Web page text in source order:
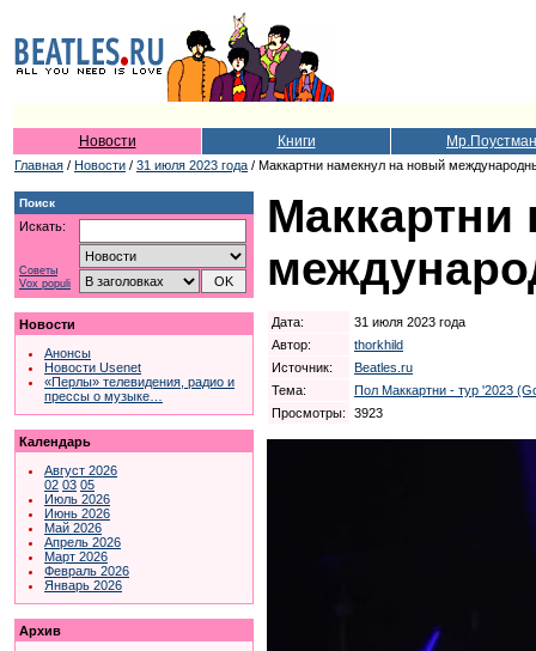
Новости Книги Мр.Поустман
Главная / Новости / 31 июля 2023 года / Маккартни намекнул на новый
Поиск
Искать:
Советы
Vox populi
Новости
Анонсы
Новости Usenet
«Перлы» телевидения, радио и
прессы о музыке…
Календарь
Август 2026
02 03 05
Июль 2026
Июнь 2026
Май 2026
Апрель 2026
Март 2026
Февраль 2026
Январь 2026
Архив
Дата:
31 июля 2023 года
Автор:
thorkhild
Источник:
Beatles.ru
Тема:
Пол Маккартни - тур '2023
Просмотры:
3923